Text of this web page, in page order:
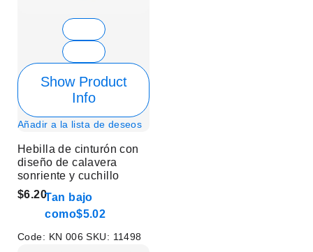
Show Product
Info
Añadir a la lista de deseos
Hebilla de cinturón con
diseño de calavera
sonriente y cuchillo
$6.20Tan bajo
como$5.02
Code: KN 006SKU: 11498